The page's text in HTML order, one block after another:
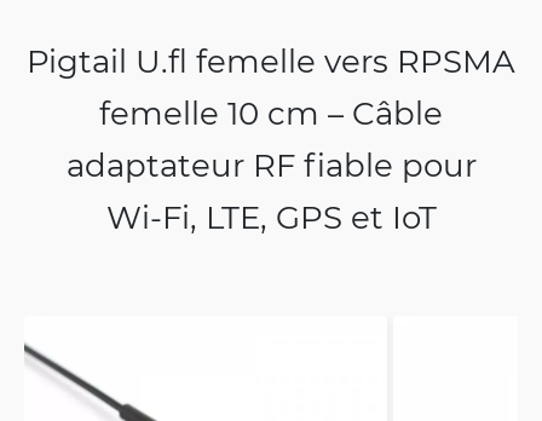
Pigtail U.fl femelle vers RPSMA
femelle 10 cm – Câble
adaptateur RF fiable pour
Wi‑Fi, LTE, GPS et IoT